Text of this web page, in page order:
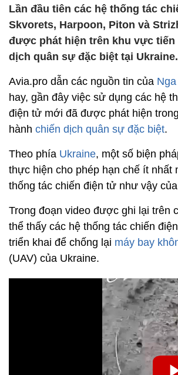
Lần đầu tiên các hệ thống tác
Skvorets, Harpoon, Piton và
được phát hiện trên khu vực tiến
dịch quân sự đặc biệt tại Ukraine.
Avia.pro dẫn các nguồn tin của Nga
hay, gần đây việc sử dụng các hệ
điện tử mới đã được phát hiện
hành chiến dịch quân sự đặc biệt.
Theo phía Ukraine, một số biện
thực hiện cho phép hạn chế ít nhất
thống tác chiến điện tử như vậy
Trong đoạn video được ghi lại trên
thể thấy các hệ thống tác chiến
triển khai để chống lại máy bay
(UAV) của Ukraine.